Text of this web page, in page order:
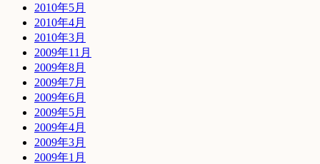
2010年5月
2010年4月
2010年3月
2009年11月
2009年8月
2009年7月
2009年6月
2009年5月
2009年4月
2009年3月
2009年1月